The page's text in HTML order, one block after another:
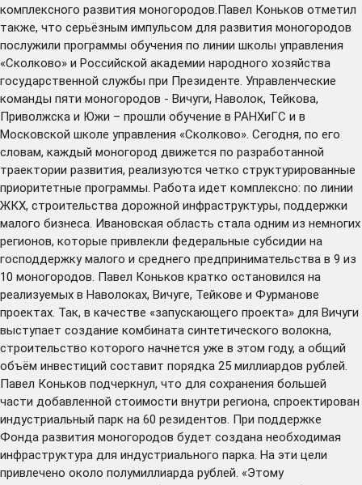
комплексного развития моногородов.Павел Коньков отметил
также, что серьёзным импульсом для развития моногородов
послужили программы обучения по линии школы управления
«Сколково» и Российской академии народного хозяйства
государственной службы при Президенте. Управленческие
команды пяти моногородов - Вичуги, Наволок, Тейкова,
Приволжска и Южи – прошли обучение в РАНХиГС и в
Московской школе управления «Сколково». Сегодня, по его
словам, каждый моногород движется по разработанной
траектории развития, реализуются четко структурированные
приоритетные программы. Работа идет комплексно: по линии
ЖКХ, строительства дорожной инфраструктуры, поддержки
малого бизнеса. Ивановская область стала одним из немногих
регионов, которые привлекли федеральные субсидии на
господдержку малого и среднего предпринимательства в 9 из
10 моногородов. Павел Коньков кратко остановился на
реализуемых в Наволоках, Вичуге, Тейкове и Фурманове
проектах. Так, в качестве «запускающего проекта» для Вичуги
выступает создание комбината синтетического волокна,
строительство которого начнется уже в этом году, а общий
объём инвестиций составит порядка 25 миллиардов рублей.
Павел Коньков подчеркнул, что для сохранения большей
части добавленной стоимости внутри региона, спроектирован
индустриальный парк на 60 резидентов. При поддержке
Фонда развития моногородов будет создана необходимая
инфраструктура для индустриального парка. На эти цели
привлечено около полумиллиарда рублей. «Этому